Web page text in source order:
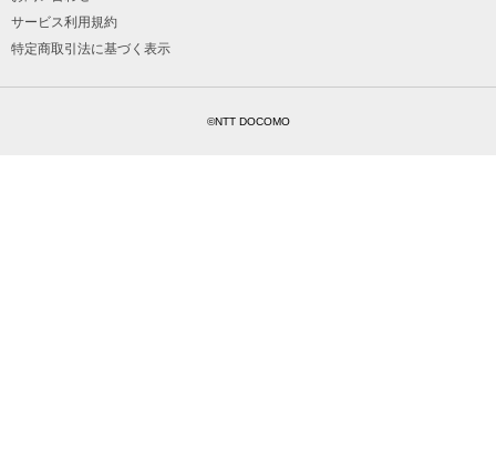
サービス利用規約
特定商取引法に基づく表示
©NTT DOCOMO